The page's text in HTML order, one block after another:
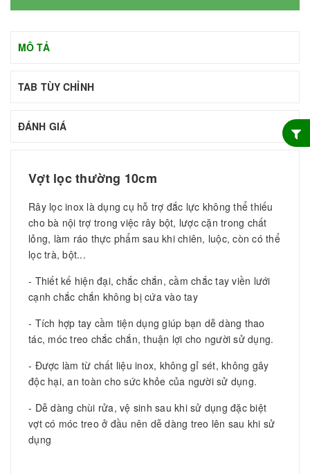
MÔ TẢ
TAB TÙY CHỈNH
ĐÁNH GIÁ
Vợt lọc thường 10cm
Rây lọc inox là dụng cụ hỗ trợ đắc lực không thể thiếu
cho bà nội trợ trong việc rây bột, lược cặn trong chất
lỏng, làm ráo thực phẩm sau khi chiên, luộc, còn có thể
lọc trà, bột...
- Thiết kế hiện đại, chắc chắn, cầm chắc tay viền lưới
cạnh chắc chắn không bị cứa vào tay
- Tích hợp tay cầm tiện dụng giúp bạn dễ dàng thao
tác, móc treo chắc chắn, thuận lợi cho người sử dụng.
- Được làm từ chất liệu inox, không gỉ sét, không gây
độc hại, an toàn cho sức khỏe của người sử dụng.
- Dễ dàng chùi rửa, vệ sinh sau khi sử dụng đặc biệt
vợt có móc treo ở đầu nên dễ dàng treo lên sau khi sử
dụng